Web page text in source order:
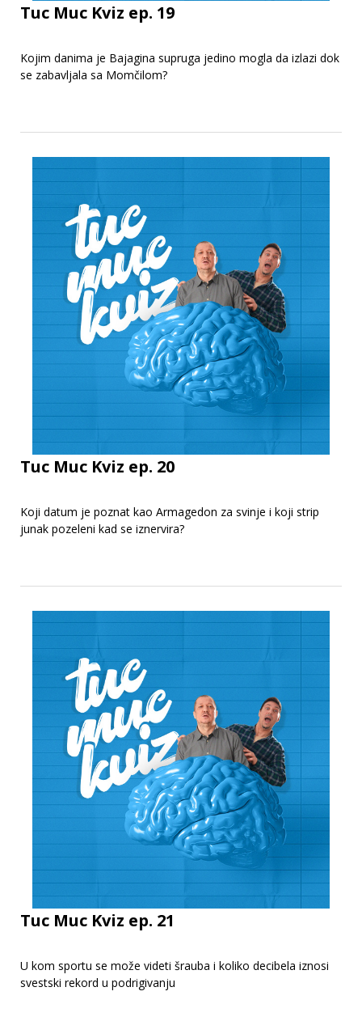
Tuc Muc Kviz ep. 19
Kojim danima je Bajagina supruga jedino mogla da izlazi dok
se zabavljala sa Momčilom?
Tuc Muc Kviz ep. 20
Koji datum je poznat kao Armagedon za svinje i koji strip
junak pozeleni kad se iznervira?
Tuc Muc Kviz ep. 21
U kom sportu se može videti šrauba i koliko decibela iznosi
svestski rekord u podrigivanju